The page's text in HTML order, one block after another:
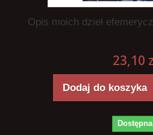
Opis moich dzieł
23,10
Dodaj do koszyka
Dostępna